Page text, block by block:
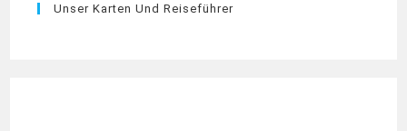
Unser Karten Und Reiseführer